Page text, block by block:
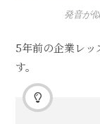
発音が
5年前の企業レッ
す。